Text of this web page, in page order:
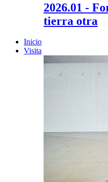
2026.01 -
tierra otra
Inicio
Visita